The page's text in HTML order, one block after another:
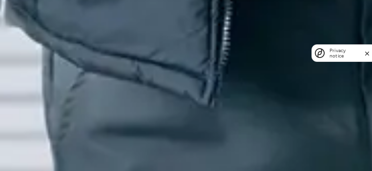
Privacy
notice